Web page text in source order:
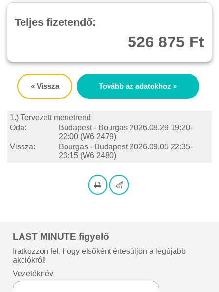
Teljes fizetendő:
526 875 Ft
« Vissza Tovább az adatokhoz »
1.) Tervezett menetrend
Oda:
Budapest - Bourgas 2026.08.29 19:20-
22:00 (W6 2479)
Vissza:
Bourgas - Budapest 2026.09.05 22:35-
23:15 (W6 2480)
LAST MINUTE figyelő
Iratkozzon fel, hogy elsőként értesüljön a legújabb
akciókról!
Vezetéknév